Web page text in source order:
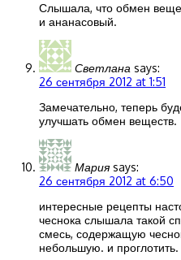
Слышала, что обмен
и ананасовый.
Светлана says:
26 сентября 2012 at 1:51
Замечательно, теперь
улучшать обмен веществ.
Мария says:
26 сентября 2012 at 6:50
интересные рецепты
чеснока слышала такой
смесь, содержащую
небольшую. и проглотить.